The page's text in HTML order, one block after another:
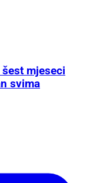
mjeseci
svima